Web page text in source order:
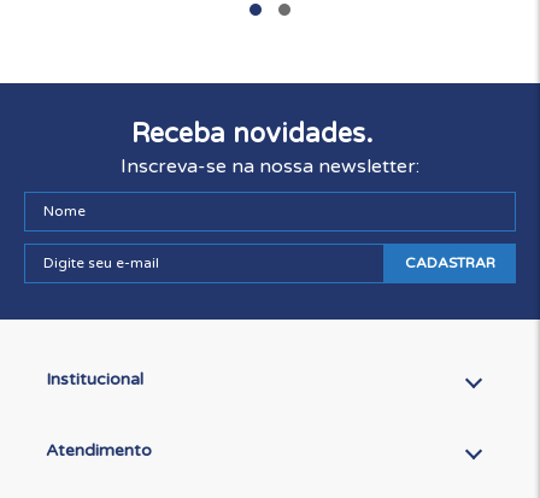
Receba novidades.
Inscreva-se na nossa newsletter:
CADASTRAR
Institucional
Atendimento